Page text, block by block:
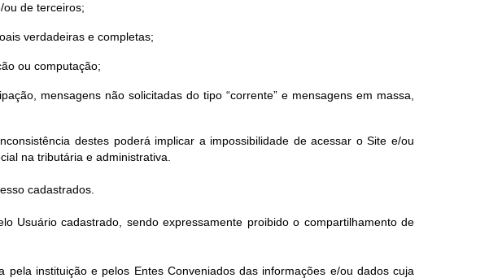
de terceiros;
verdadeiras e completas;
ou computação;
mensagens não solicitadas do tipo “corrente” e mensagens em massa,
destes poderá implicar a impossibilidade de acessar o Site e/ou
na tributária e administrativa.
cadastrados.
Usuário cadastrado, sendo expressamente proibido o compartilhamento de
instituição e pelos Entes Conveniados das informações e/ou dados cuja